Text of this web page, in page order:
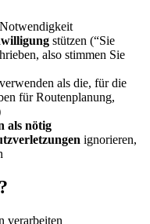
stützen (“Sie
also stimmen Sie
verwenden als die, für die
für Routenplanung,
als nötig
ignorieren,
verarbeiten